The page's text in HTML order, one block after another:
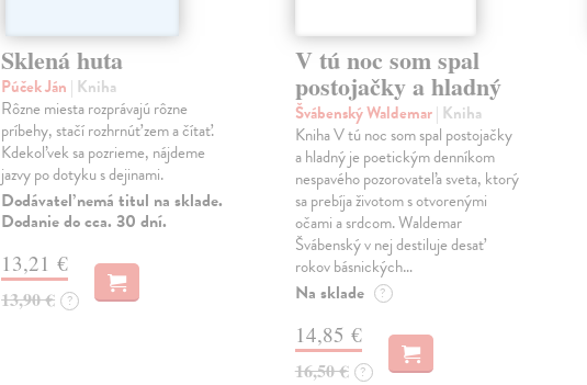
Sklená huta
Púček Ján | Kniha
Rôzne miesta rozprávajú rôzne
príbehy, stačí rozhrnúť zem a čítať.
Kdekoľvek sa pozrieme, nájdeme
jazvy po dotyku s dejinami.
Dodávateľ nemá titul na sklade.
Dodanie do cca. 30 dní.
13,21 €
13,90 € ?
V tú noc som spal
postojačky a hladný
Švábenský Waldemar| Kniha
Kniha V tú noc som spal postojačky
a hladný je poetickým denníkom
nespavého pozorovateľa sveta, ktorý
sa prebíja životom s otvorenými
očami a srdcom. Waldemar
Švábenský v nej destiluje desať
rokov básnických…
Na sklade ?
14,85 €
16,50 € ?